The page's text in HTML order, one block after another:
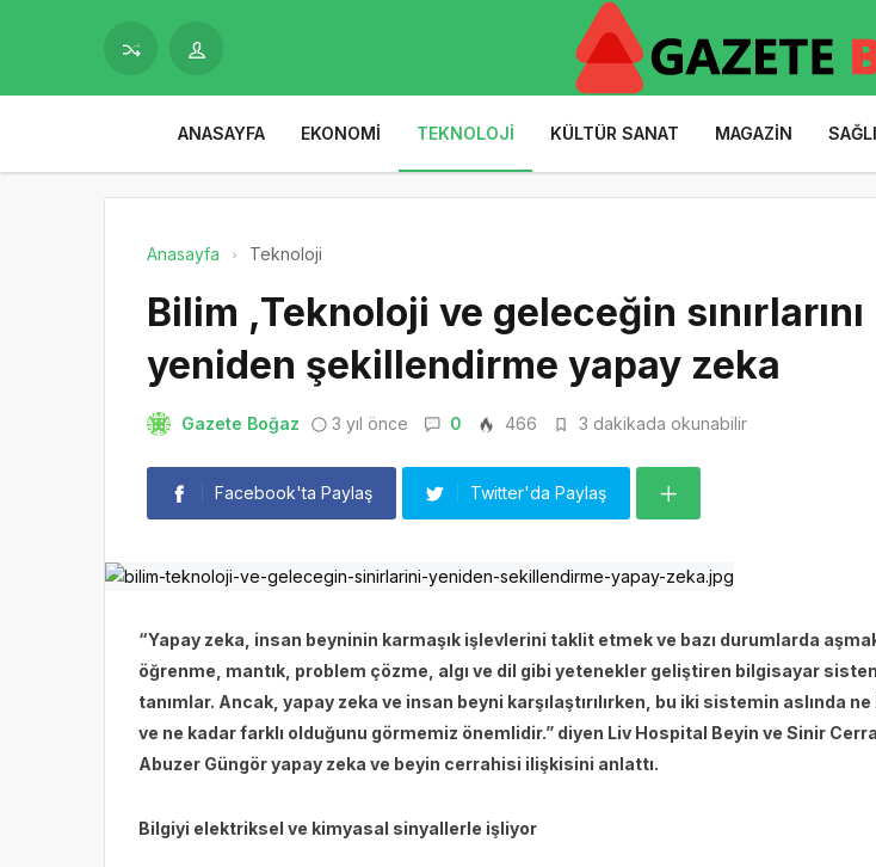
ANASAYFA EKONOMI TEKNOLOJI KÜLTÜR SANAT MAGAZIN
Anasayfa Teknoloji
Bilim ,Teknoloji ve geleceğin sınırlarını
yeniden şekillendirme yapay zeka
Gazete Boğaz 3 yıl önce 0 466 3 dakikada okunabilir
Facebook'ta Paylaş Twitter'da Paylaş
“Yapay zeka, insan beyninin karmaşık işlevlerini taklit etmek ve bazı durumlarda
öğrenme, mantık, problem çözme, algı ve dil gibi yetenekler geliştiren bilgisayar
tanımlar. Ancak, yapay zeka ve insan beyni karşılaştırılırken, bu iki sistemin aslında
ve ne kadar farklı olduğunu görmemiz önemlidir.” diyen Liv Hospital Beyin ve Sinir
Abuzer Güngör yapay zeka ve beyin cerrahisi ilişkisini anlattı.
Bilgiyi elektriksel ve kimyasal sinyallerle işliyor